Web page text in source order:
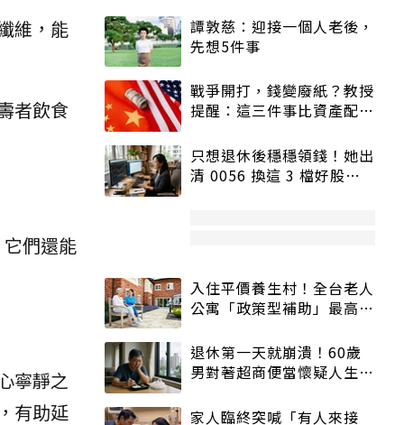
維，能
者飲食
們還能
寧靜之
有助延
譚敦慈：迎接一個人老後，
先想5件事
戰爭開打，錢變廢紙？教授
提醒：這三件事比資產配置
只想退休後穩穩領錢！她出
清 0056 換這 3 檔好股：
入住平價養生村！全台老人
公寓「政策型補助」最高打
退休第一天就崩潰！60歲
男對著超商便當懷疑人生
家人臨終突喊「有人來接